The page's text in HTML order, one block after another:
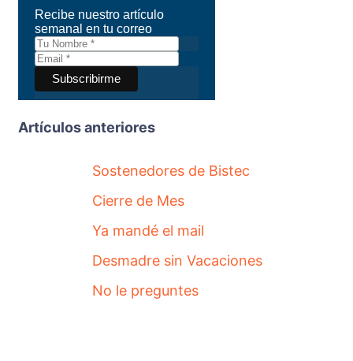
Recibe nuestro artículo
semanal en tu correo
Artículos anteriores
Sostenedores de Bistec
Cierre de Mes
Ya mandé el mail
Desmadre sin Vacaciones
No le preguntes